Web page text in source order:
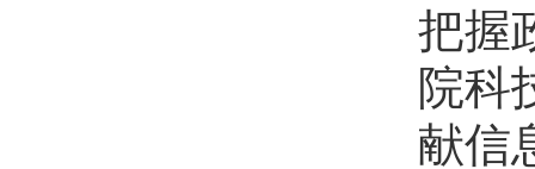
把握
院科
献信